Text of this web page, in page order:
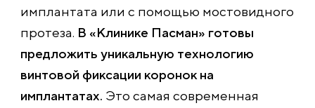
имплантата или с помощью мостовидного
протеза. В «Клинике Пасман» готовы
предложить уникальную технологию
винтовой фиксации коронок на
имплантатах. Это самая современная